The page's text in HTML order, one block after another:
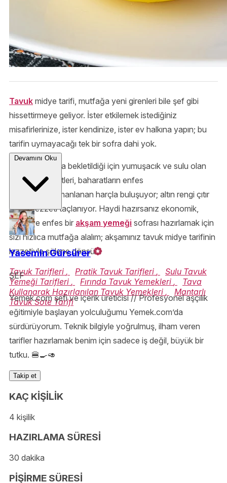
Tavuk midye tarifi, mutfağa yeni girenleri bile şef gibi
hissettirmeye geliyor. İster etkilemek istediğiniz
misafirlerinize, ister kendinize, ister ev halkına yapın; bu
tarifin uymayacağı tek bir sofra dahi yok.
Karbonatlı suda bekletildiği için yumuşacık ve sulu olan
tavuk göğüs etleri, baharatların enfes
uyumuyla harmanlanan harçla buluşuyor; altın rengi çıtır
dışının lezzeti taçlanıyor. Haydi hazırsanız ekonomik,
pratik ve enfes bir akşam yemeği sofrası hazırlamak için
sizi hızlıca mutfağa alalım; akşamınız tavuk midye tarifinin
lezzetiyle şölene dönsün!
Tavuk Tarifleri , Pratik Tavuk Tarifleri ,
Sulu Tavuk
Yemeği Tarifleri , Fırında Tavuk Yemekleri ,
Tava
Kullanarak Hazırlanılan Tavuk Yemekleri ,
Mantarlı
Tavuk Sote Tarifi
Devamını Oku
Yasemin Gürsürer
ŞEF
Yemek.com şefi ve içerik üreticisi // Profesyonel aşçılık
eğitimiyle başlayan yolculuğumu Yemek.com’da
sürdürüyorum. Teknik bilgiyle yoğrulmuş, ilham veren
tarifler hazırlamak benim için sadece iş değil, büyük bir
tutku. 🍔🍳🥑
Takip et
KAÇ KİŞİLİK
4 kişilik
HAZIRLAMA SÜRESİ
30 dakika
PİŞİRME SÜRESİ